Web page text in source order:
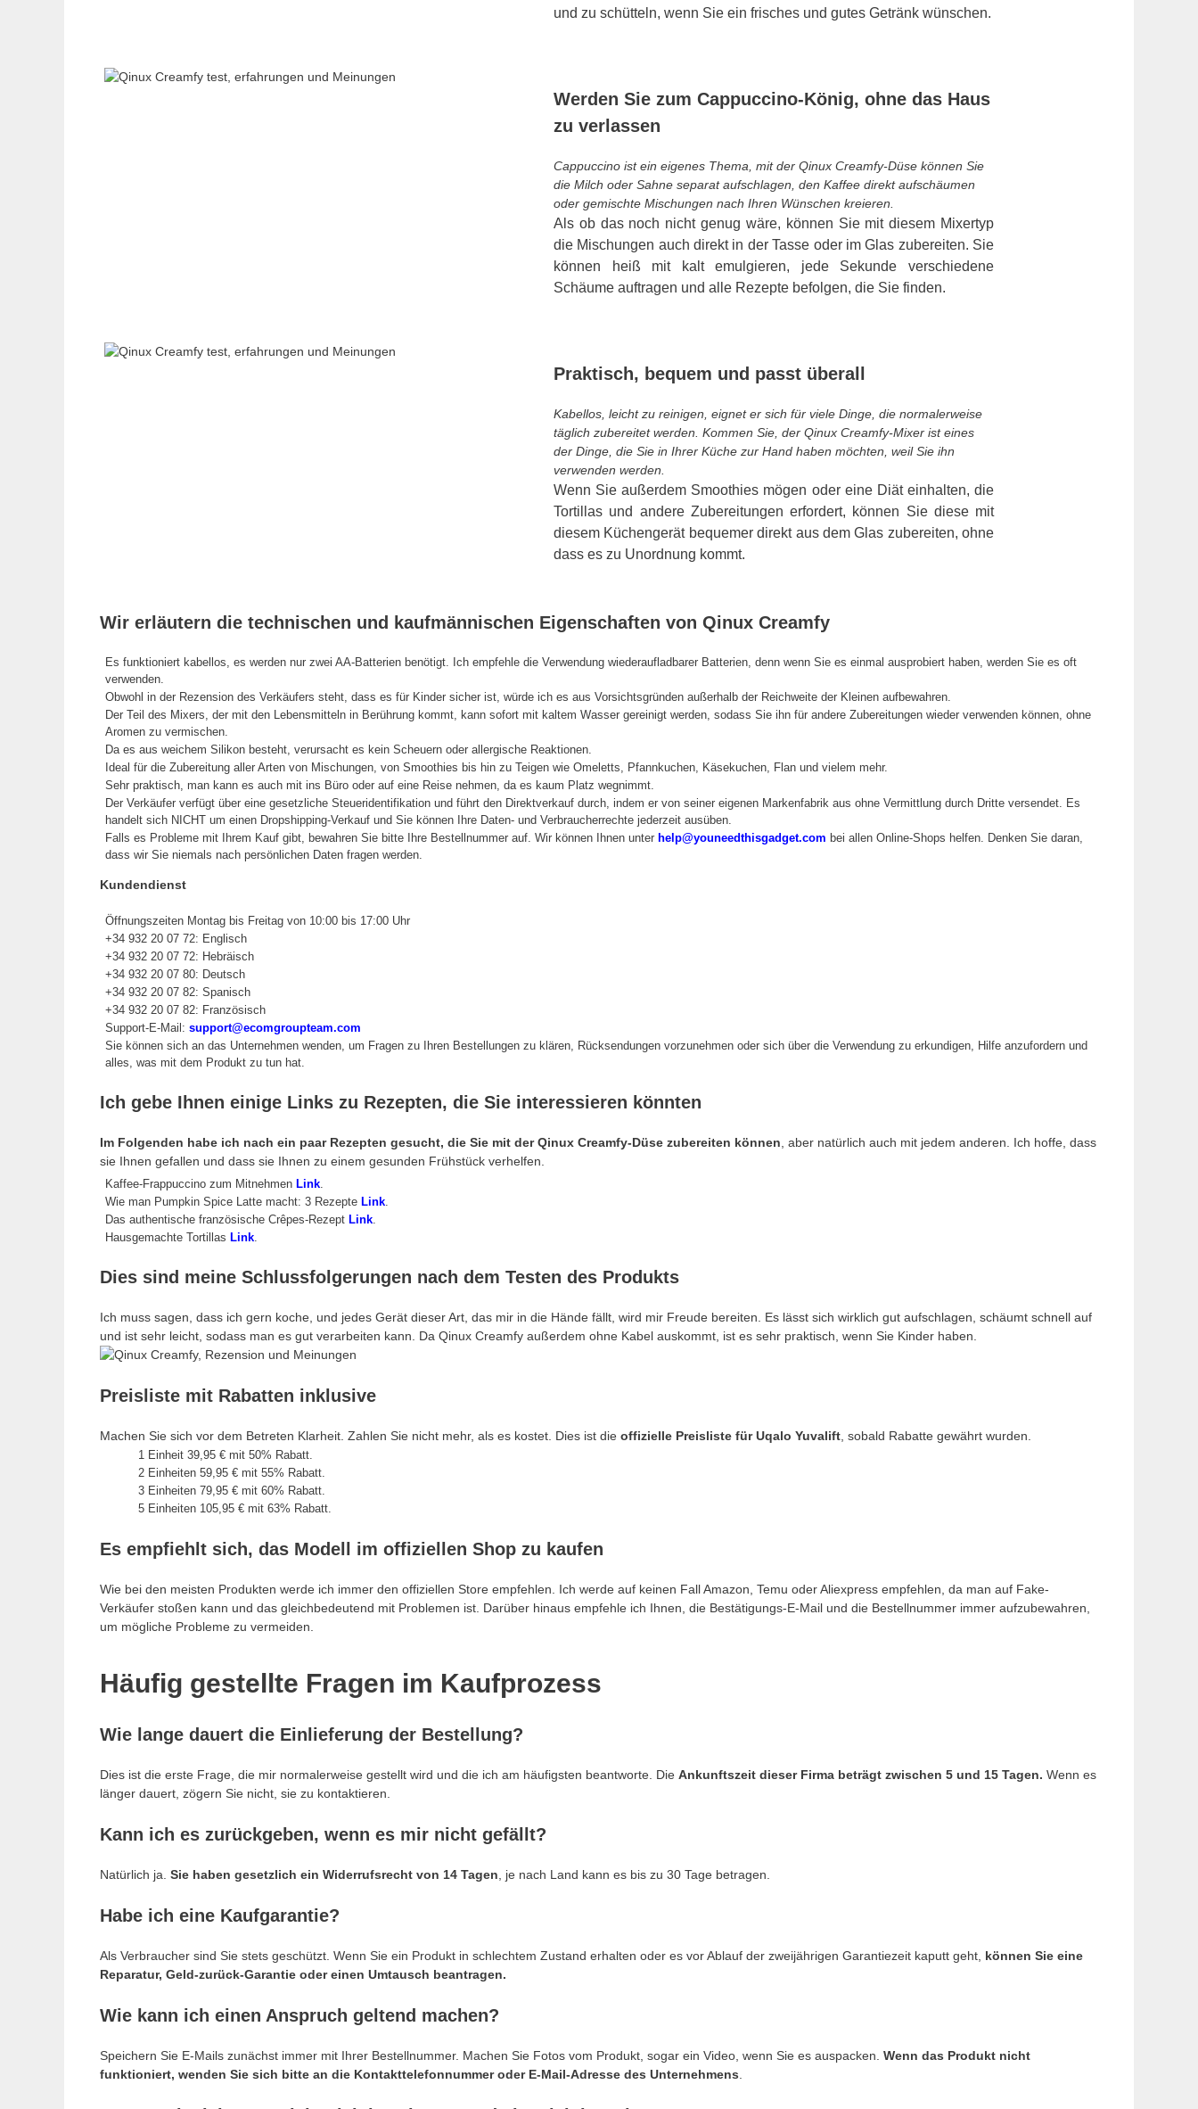
und zu schütteln, wenn Sie ein frisches und gutes Getränk wünschen.
Werden Sie zum Cappuccino-König, ohne das Haus
zu verlassen
Cappuccino ist ein eigenes Thema, mit der Qinux Creamfy-Düse können Sie
die Milch oder Sahne separat aufschlagen, den Kaffee direkt aufschäumen
oder gemischte Mischungen nach Ihren Wünschen kreieren.
Als ob das noch nicht genug wäre, können Sie mit diesem Mixertyp
die Mischungen auch direkt in der Tasse oder im Glas zubereiten. Sie
können heiß mit kalt emulgieren, jede Sekunde verschiedene
Schäume auftragen und alle Rezepte befolgen, die Sie finden.
Praktisch, bequem und passt überall
Kabellos, leicht zu reinigen, eignet er sich für viele Dinge, die normalerweise
täglich zubereitet werden. Kommen Sie, der Qinux Creamfy-Mixer ist eines
der Dinge, die Sie in Ihrer Küche zur Hand haben möchten, weil Sie ihn
verwenden werden.
Wenn Sie außerdem Smoothies mögen oder eine Diät einhalten, die
Tortillas und andere Zubereitungen erfordert, können Sie diese mit
diesem Küchengerät bequemer direkt aus dem Glas zubereiten, ohne
dass es zu Unordnung kommt.
Wir erläutern die technischen und kaufmännischen Eigenschaften von Qinux Creamfy
Es funktioniert kabellos, es werden nur zwei AA-Batterien benötigt. Ich empfehle die Verwendung wiederaufladbarer Batterien, denn wenn Sie es einmal ausprobiert haben, werden Sie es oft
verwenden.
Obwohl in der Rezension des Verkäufers steht, dass es für Kinder sicher ist, würde ich es aus Vorsichtsgründen außerhalb der Reichweite der Kleinen aufbewahren.
Der Teil des Mixers, der mit den Lebensmitteln in Berührung kommt, kann sofort mit kaltem Wasser gereinigt werden, sodass Sie ihn für andere Zubereitungen wieder verwenden können, ohne
Aromen zu vermischen.
Da es aus weichem Silikon besteht, verursacht es kein Scheuern oder allergische Reaktionen.
Ideal für die Zubereitung aller Arten von Mischungen, von Smoothies bis hin zu Teigen wie Omeletts, Pfannkuchen, Käsekuchen, Flan und vielem mehr.
Sehr praktisch, man kann es auch mit ins Büro oder auf eine Reise nehmen, da es kaum Platz wegnimmt.
Der Verkäufer verfügt über eine gesetzliche Steueridentifikation und führt den Direktverkauf durch, indem er von seiner eigenen Markenfabrik aus ohne Vermittlung durch Dritte versendet. Es
handelt sich NICHT um einen Dropshipping-Verkauf und Sie können Ihre Daten- und Verbraucherrechte jederzeit ausüben.
Falls es Probleme mit Ihrem Kauf gibt, bewahren Sie bitte Ihre Bestellnummer auf. Wir können Ihnen unter help@youneedthisgadget.com bei allen Online-Shops helfen. Denken Sie daran,
dass wir Sie niemals nach persönlichen Daten fragen werden.
Kundendienst
Öffnungszeiten Montag bis Freitag von 10:00 bis 17:00 Uhr
+34 932 20 07 72: Englisch
+34 932 20 07 72: Hebräisch
+34 932 20 07 80: Deutsch
+34 932 20 07 82: Spanisch
+34 932 20 07 82: Französisch
Support-E-Mail: support@ecomgroupteam.com
Sie können sich an das Unternehmen wenden, um Fragen zu Ihren Bestellungen zu klären, Rücksendungen vorzunehmen oder sich über die Verwendung zu erkundigen, Hilfe anzufordern und
alles, was mit dem Produkt zu tun hat.
Ich gebe Ihnen einige Links zu Rezepten, die Sie interessieren könnten
Im Folgenden habe ich nach ein paar Rezepten gesucht, die Sie mit der Qinux Creamfy-Düse zubereiten können , aber natürlich auch mit jedem anderen. Ich hoffe, dass
sie Ihnen gefallen und dass sie Ihnen zu einem gesunden Frühstück verhelfen.
Kaffee-Frappuccino zum Mitnehmen Link
Wie man Pumpkin Spice Latte macht: 3 Rezepte Link
Das authentische französische Crêpes-Rezept Link
Hausgemachte Tortillas Link
Dies sind meine Schlussfolgerungen nach dem Testen des Produkts
Ich muss sagen, dass ich gern koche, und jedes Gerät dieser Art, das mir in die Hände fällt, wird mir Freude bereiten. Es lässt sich wirklich gut aufschlagen, schäumt schnell auf
und ist sehr leicht, sodass man es gut verarbeiten kann. Da Qinux Creamfy außerdem ohne Kabel auskommt, ist es sehr praktisch, wenn Sie Kinder haben.
Preisliste mit Rabatten inklusive
Machen Sie sich vor dem Betreten Klarheit. Zahlen Sie nicht mehr, als es kostet. Dies ist die offizielle Preisliste für Uqalo Yuvalift , sobald Rabatte gewährt wurden.
1 Einheit 39,95 € mit 50% Rabatt.
2 Einheiten 59,95 € mit 55% Rabatt.
3 Einheiten 79,95 € mit 60% Rabatt.
5 Einheiten 105,95 € mit 63% Rabatt.
Es empfiehlt sich, das Modell im offiziellen Shop zu kaufen
Wie bei den meisten Produkten werde ich immer den offiziellen Store empfehlen. Ich werde auf keinen Fall Amazon, Temu oder Aliexpress empfehlen, da man auf Fake-
Verkäufer stoßen kann und das gleichbedeutend mit Problemen ist. Darüber hinaus empfehle ich Ihnen, die Bestätigungs-E-Mail und die Bestellnummer immer aufzubewahren,
um mögliche Probleme zu vermeiden.
Häufig gestellte Fragen im Kaufprozess
Wie lange dauert die Einlieferung der Bestellung?
Dies ist die erste Frage, die mir normalerweise gestellt wird und die ich am häufigsten beantworte. Die Ankunftszeit dieser Firma beträgt zwischen 5 und 15 Tagen. Wenn es
länger dauert, zögern Sie nicht, sie zu kontaktieren.
Kann ich es zurückgeben, wenn es mir nicht gefällt?
Natürlich ja. Sie haben gesetzlich ein Widerrufsrecht von 14 Tagen , je nach Land kann es bis zu 30 Tage betragen.
Habe ich eine Kaufgarantie?
Als Verbraucher sind Sie stets geschützt. Wenn Sie ein Produkt in schlechtem Zustand erhalten oder es vor Ablauf der zweijährigen Garantiezeit kaputt geht, können Sie eine
Reparatur, Geld-zurück-Garantie oder einen Umtausch beantragen.
Wie kann ich einen Anspruch geltend machen?
Speichern Sie E-Mails zunächst immer mit Ihrer Bestellnummer. Machen Sie Fotos vom Produkt, sogar ein Video, wenn Sie es auspacken. Wenn das Produkt nicht
funktioniert, wenden Sie sich bitte an die Kontakttelefonnummer oder E-Mail-Adresse des Unternehmens